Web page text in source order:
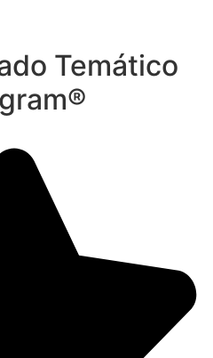
Temático